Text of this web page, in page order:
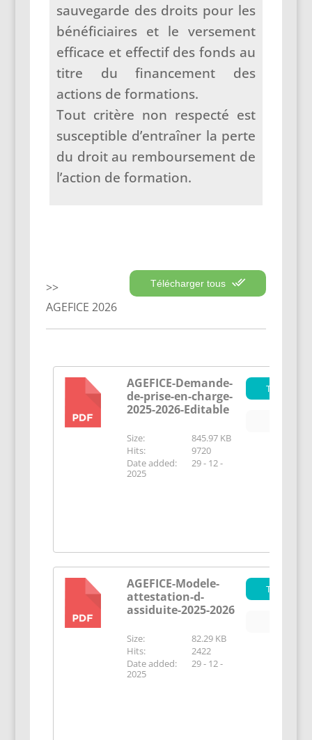
sauvegarde des droits pour les
bénéficiaires et le versement
efficace et effectif des fonds au
titre du financement des
actions de formations.
Tout critère non respecté est
susceptible d’entraîner la perte
du droit au remboursement de
l’action de formation.
Télécharger tous
AGEFICE 2026
AGEFICE-Demande-
de-prise-en-charge-
2025-2026-Editable
Size:
845.97 KB
Hits:
9720
Date added:
29 - 12 -
2025
AGEFICE-Modele-
attestation-d-
assiduite-2025-2026
Size:
82.29 KB
Hits:
2422
Date added:
29 - 12 -
2025